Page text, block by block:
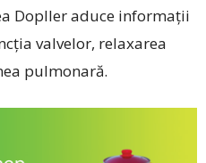
Dopller aduce informații
valvelor, relaxarea
pulmonară.